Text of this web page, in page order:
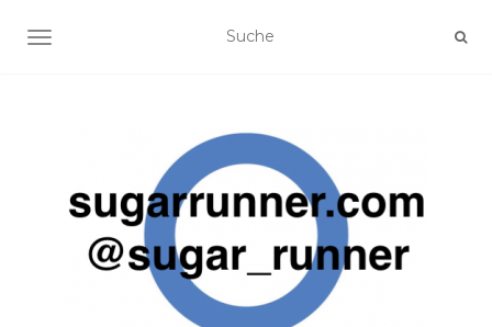
NAVIGATION EIN-/AUSSCHALTEN